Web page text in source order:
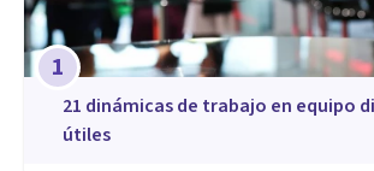
1
21 dinámicas de trabajo en equipo
útiles